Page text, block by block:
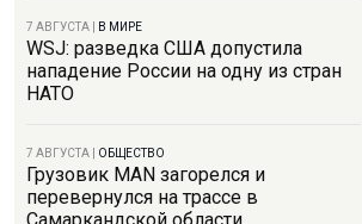
7 АВГУСТА В МИРЕ
WSJ: разведка США допустила
нападение России на одну из стран
НАТО
7 АВГУСТА ОБЩЕСТВО
Грузовик MAN загорелся и
перевернулся на трассе в